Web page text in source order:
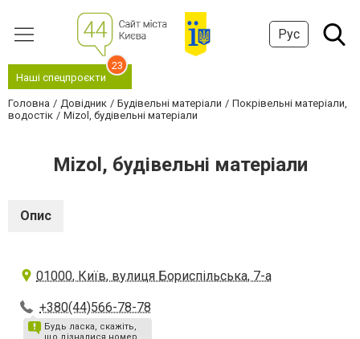
Рус
Наші спецпроєкти
23
Головна Довідник Будівельні матеріали
Покрівельні матеріали,
водостік
Mizol, будівельні матеріали
Mizol, будівельні матеріали
Опис
01000, Київ, вулиця Бориспільська, 7-а
+380(44)566-78-78
Будь ласка, скажіть,